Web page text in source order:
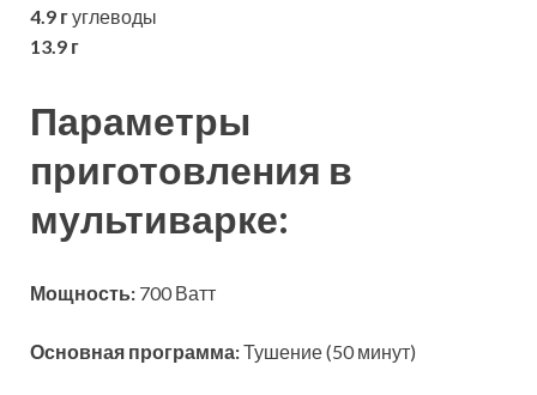
4.9 гуглеводы
13.9 г
Параметры
приготовления в
мультиварке:
Мощность: 700 Ватт
Основная программа:Тушение (50 минут)